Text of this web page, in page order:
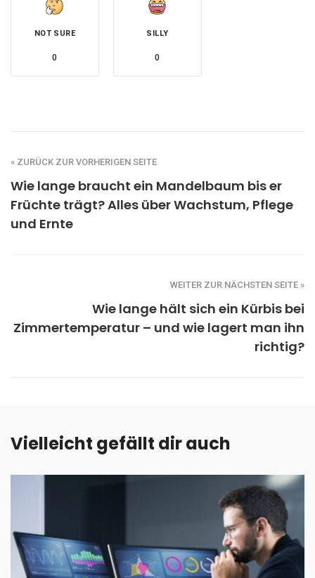
NOT SURE
0
SILLY
0
« ZURÜCK ZUR VORHERIGEN SEITE
Wie lange braucht ein Mandelbaum bis er
Früchte trägt? Alles über Wachstum, Pflege
und Ernte
WEITER ZUR NÄCHSTEN SEITE »
Wie lange hält sich ein Kürbis bei
Zimmertemperatur – und wie lagert man ihn
richtig?
Vielleicht gefällt dir auch